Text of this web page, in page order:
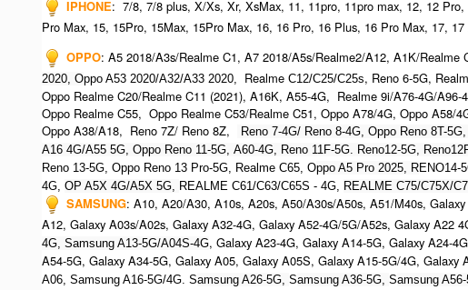
IPHONE: 7/8, 7/8 plus, X/Xs, Xr, XsMax, 11, 11pro, 11pro max, 12, 12
Pro Max, 15, 15Pro, 15Max, 15Pro Max, 16, 16 Pro, 16 Plus, 16 Pro Max, 17,
OPPO: A5 2018/A3s/Realme C1, A7 2018/A5s/Realme2/A12, A1K/
2020, Oppo A53 2020/A32/A33 2020, Realme C12/C25/C25s, Reno 6-5G,
Oppo Realme C20/Realme C11 (2021), A16K, A55-4G, Realme 9i/A76-4G/
Oppo Realme C55, Oppo Realme C53/Realme C51, Oppo A78/4G, Oppo A58/
Oppo A38/A18, Reno 7Z/ Reno 8Z,
Reno 7-4G/ Reno 8-4G, Oppo Reno 8T-
A16 4G/A55 5G, Oppo Reno 11-5G, A60-4G, Reno 11F-5G. Reno12-5G,
Reno 13-5G, Oppo Reno 13 Pro-5G, Realme C65, Oppo A5 Pro 2025, RENO14-
4G, OP A5X 4G/A5X 5G, REALME C61/C63/C65S - 4G, REALME C75/C75X/
SAMSUNG: A10, A20/A30, A10s, A20s, A50/A30s/A50s, A51/M40s,
A12, Galaxy A03s/A02s, Galaxy A32-4G, Galaxy A52-4G/5G/A52s, Galaxy A22
4G, Samsung A13-5G/A04S-4G, Galaxy A23-4G, Galaxy A14-5G, Galaxy A24-
A54-5G, Galaxy A34-5G, Galaxy A05, Galaxy A05S, Galaxy A15-5G/4G, Galaxy
A06, Samsung A16-5G/4G. Samsung A26-5G, Samsung A36-5G, Samsung